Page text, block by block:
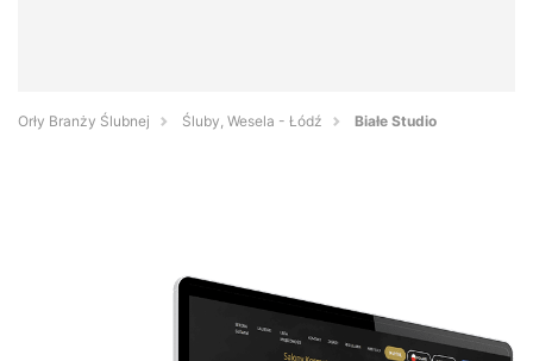
Orły Branży Ślubnej Śluby, Wesela - Łódź Białe Studio